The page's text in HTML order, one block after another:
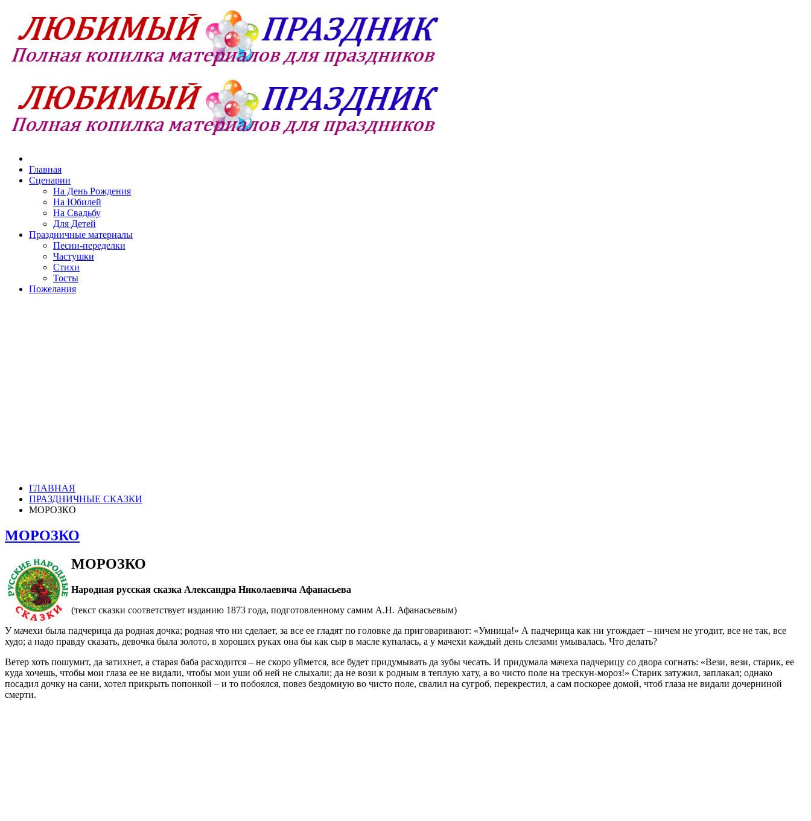
Главная
Сценарии
На День Рождения
На Юбилей
На Свадьбу
Для Детей
Праздничные материалы
Песни-переделки
Частушки
Стихи
Тосты
Пожелания
ГЛАВНАЯ
ПРАЗДНИЧНЫЕ СКАЗКИ
МОРОЗКО
МОРОЗКО
МОРОЗКО
Народная русская сказка Александра Николаевича Афанасьева
(текст сказки соответствует изданию 1873 года, подготовленному самим А.Н. Афанасьевым)
У мачехи была падчерица да родная дочка; родная что ни сделает, за все ее гладят по головке да приговаривают: «Умница!» А падчерица как ни угождает – ничем не угодит, все не так, все
худо; а надо правду сказать, девочка была золото, в хороших руках она бы как сыр в масле купалась, а у мачехи каждый день слезами умывалась. Что делать?
Ветер хоть пошумит, да затихнет, а старая баба расходится – не скоро уймется, все будет придумывать да зубы чесать. И придумала мачеха падчерицу со двора согнать: «Вези, вези, старик, ее
куда хочешь, чтобы мои глаза ее не видали, чтобы мои уши об ней не слыхали; да не вози к родным в теплую хату, а во чисто поле на трескун-мороз!» Старик затужил, заплакал; однако
посадил дочку на сани, хотел прикрыть попонкой – и то побоялся, повез бездомную во чисто поле, свалил на сугроб, перекрестил, а сам поскорее домой, чтоб глаза не видали дочерниной
смерти.